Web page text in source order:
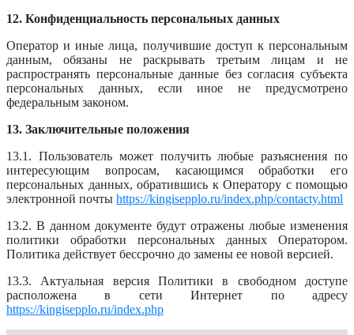
12. Конфиденциальность персональных данных
Оператор и иные лица, получившие доступ к персональным
данным, обязаны не раскрывать третьим лицам и не
распространять персональные данные без согласия субъекта
персональных данных, если иное не предусмотрено
федеральным законом.
13. Заключительные положения
13.1. Пользователь может получить любые разъяснения по
интересующим вопросам, касающимся обработки его
персональных данных, обратившись к Оператору с помощью
электронной почты https://kingisepplo.ru/index.php/contacty.html
13.2. В данном документе будут отражены любые изменения
политики обработки персональных данных Оператором.
Политика действует бессрочно до замены ее новой версией.
13.3. Актуальная версия Политики в свободном доступе
расположена в сети Интернет по адресу
https://kingisepplo.ru/index.php